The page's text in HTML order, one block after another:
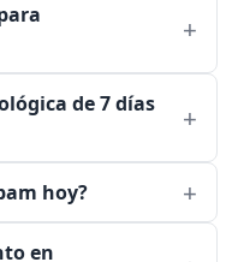
de 7 días
hoy?
en